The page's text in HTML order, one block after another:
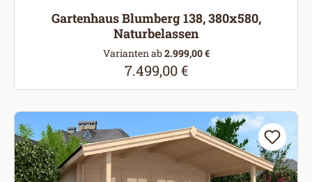
Gartenhaus Blumberg 138, 380x580,
Naturbelassen
Varianten ab2.999,00 €
Regulärer Preis:
7.499,00 €